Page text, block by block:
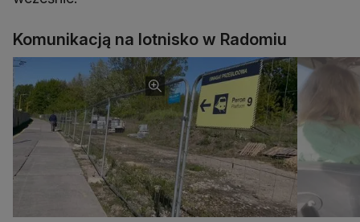
Komunikacją na lotnisko w Radomiu